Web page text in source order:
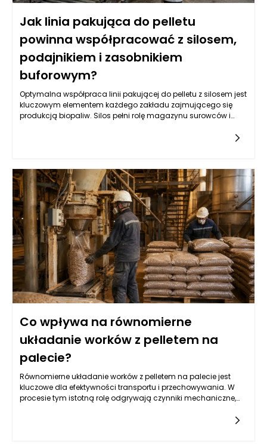
Jak linia pakująca do pelletu
powinna współpracować z silosem,
podajnikiem i zasobnikiem
buforowym?
Optymalna współpraca linii pakującej do pelletu z silosem jest
kluczowym elementem każdego zakładu zajmującego się
produkcją biopaliw. Silos pełni rolę magazynu surowców i
produkcji. Właściwa konstrukcja silosu, w tym jego pojemność
oraz system wentylacji, ma ogromny wpływ na jakość
składowanych pelletów. Wydajność linii pakującej będzie
bowiem zależna od regularności i szybkości dostarczania
surowców. Kluczowym elementem w tym współdziałaniu są
systemy wyciągu, które powinny skutecznie transportować
pellet z silosu do następnego etapu produkcji, minimalizując
jednocześnie utratę materiału i zapewniając odpowiedni
poziom ciśnienia.
Co wpływa na równomierne
układanie worków z pelletem na
palecie?
Równomierne układanie worków z pelletem na palecie jest
kluczowe dla efektywności transportu i przechowywania. W
procesie tym istotną rolę odgrywają czynniki mechaniczne,